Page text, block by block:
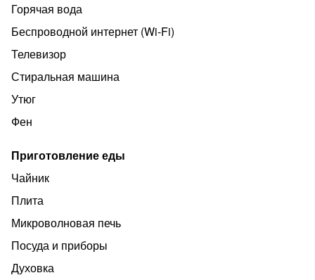
Горячая вода
Беспроводной интернет (Wi‑Fi)
Телевизор
Стиральная машина
Утюг
Фен
Приготовление еды
Чайник
Плита
Микроволновая печь
Посуда и приборы
Духовка